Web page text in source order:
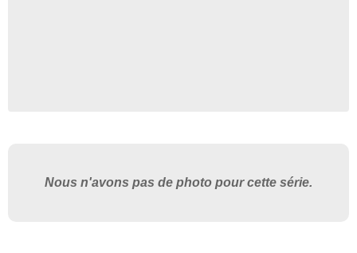
Nous n'avons pas de photo pour cette série.